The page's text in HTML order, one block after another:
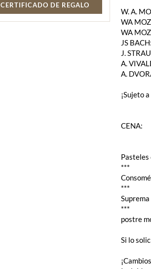
W. A.
WA
WA
JS
J.
A.
A.
¡Sujeto
CENA:
Pasteles
***
***
***
postre
Si lo
CERTIFICADO DE REGALO